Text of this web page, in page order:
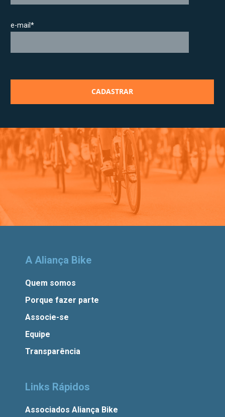
e-mail*
A Aliança Bike
Quem somos
Porque fazer parte
Associe-se
Equipe
Transparência
Links Rápidos
Associados Aliança Bike